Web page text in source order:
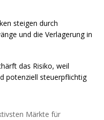
steigen durch
und die Verlagerung in
das Risiko, weil
potenziell steuerpflichtig
Märkte für